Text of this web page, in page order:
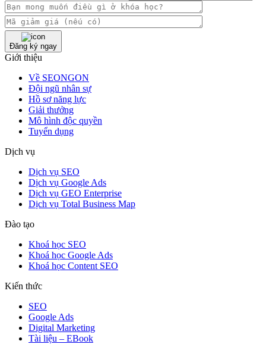
Đăng ký ngay
Giới thiệu
Về SEONGON
Đội ngũ nhân sự
Hồ sơ năng lực
Giải thưởng
Mô hình độc quyền
Tuyển dụng
Dịch vụ
Dịch vụ SEO
Dịch vụ Google Ads
Dịch vụ GEO Enterprise
Dịch vụ Total Business Map
Đào tạo
Khoá học SEO
Khoá học Google Ads
Khoá học Content SEO
Kiến thức
SEO
Google Ads
Digital Marketing
Tài liệu – EBook